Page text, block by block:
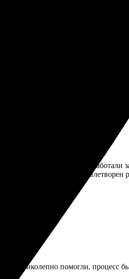
выбор огромный. Доставили в
заказ. Оперативно обработали
не повредили. Удовлетворен
великолепно помогли, процесс